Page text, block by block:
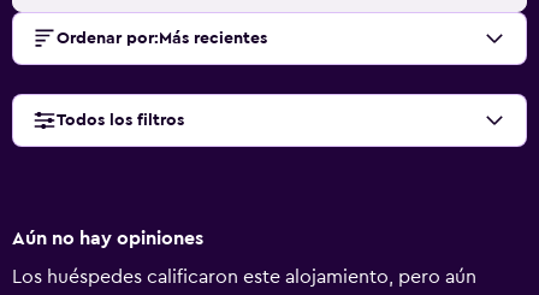
Ordenar por: Más recientes
Todos los filtros
Aún no hay opiniones
Los huéspedes calificaron este alojamiento, pero aún